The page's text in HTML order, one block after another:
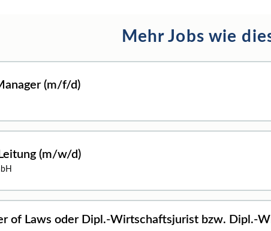
Mehr Jobs wie
(m/f/d)
(m/w/d)
of Laws oder Dipl.-Wirtschaftsjurist bzw. Dipl.-